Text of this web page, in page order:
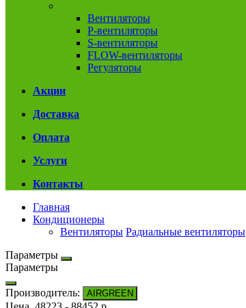
Вентиляторы
P-вентиляторы
S-вентиляторы
FLOW-вентиляторы
Регуляторы
Акции
Доставка
Оплата
Услуги
Контакты
Главная
Кондиционеры
Вентиляторы Радиальные вентиляторы
Параметры
Параметры
Производитель: AIRGREEN